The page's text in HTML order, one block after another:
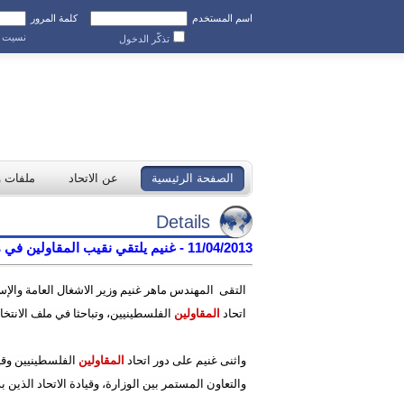
اسم المستخدم
كلمة المرور
تذكّر الدخول
نسيت
الصفحة الرئيسية عن الاتحاد ملفات
Details
11/04/2013 - غنيم يلتقي نقيب المقاولين في محافظات الضفة الغربية للتباحث في الانتخابات القادمة للاتحاد
التقى المهندس ماهر غنيم وزير الاشغال العامة
اتحاد المقاولين الفلسطينيين، وتباحثا في ملف
واثنى غنيم على دور اتحاد المقاولين الفلسطينيين
والتعاون المستمر بين الوزارة، وقيادة الاتحاد